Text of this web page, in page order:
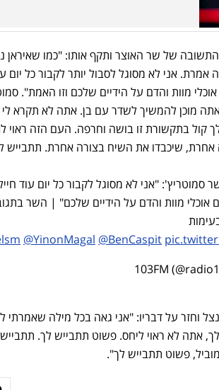
של שר האוצר ותקף אותו: "כמו שאיראן
אני לא מסוגל לסבול יותר לקבור כל יום
מוות והדם על הידיים שלכם וזו האמת".
מוכן להמשיך לשדר עם בן. אתה לא תקרא
קול בתקשורת זו בושה וחרפה. העם הזה ראוי
אחרת, שיכבדו את השיח בצורה אחרת. תתבייש
סמוטריץ': "אני לא מסוגל לקבור כל יום עוד
מוות והדם על הידיים שלכם" | השר
@YinonMagal @BenCaspit
וחזר על דבריו: "אני גאה בכל מילה שאמרתי
אתה לא ראוי ליחס. פשוט תתבייש לך.
פשוט תתבייש לך".